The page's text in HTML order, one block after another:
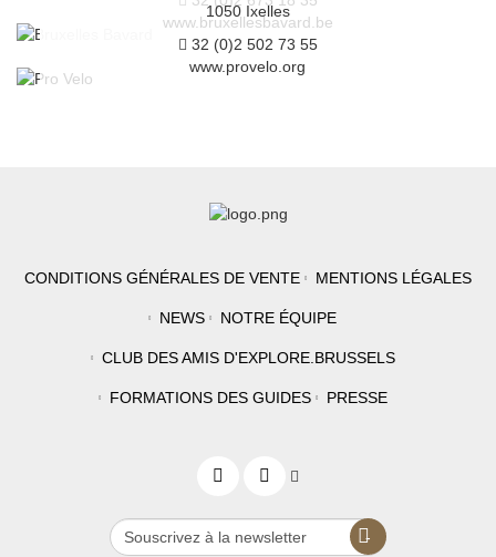
www.bruxellesbavard.be
1050 Ixelles
32 (0)2 502 73 55
www.provelo.org
CONDITIONS GÉNÉRALES DE VENTE MENTIONS LÉGALES
NEWS NOTRE ÉQUIPE
CLUB DES AMIS D'EXPLORE.BRUSSELS
FORMATIONS DES GUIDES PRESSE